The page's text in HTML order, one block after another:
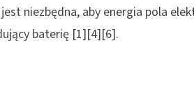
niezbędna, aby energia pola
baterię [1][4][6].